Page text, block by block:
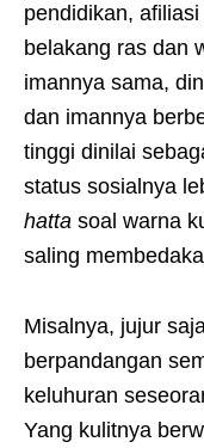
pendidikan,
belakang ras dan
imannya sama,
dan imannya
tinggi dinilai
status sosialnya
hatta soal warna
saling
Misalnya, jujur
berpandangan
keluhuran
Yang kulitnya